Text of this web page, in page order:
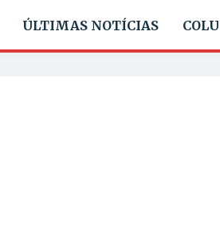
ÚLTIMAS NOTÍCIAS